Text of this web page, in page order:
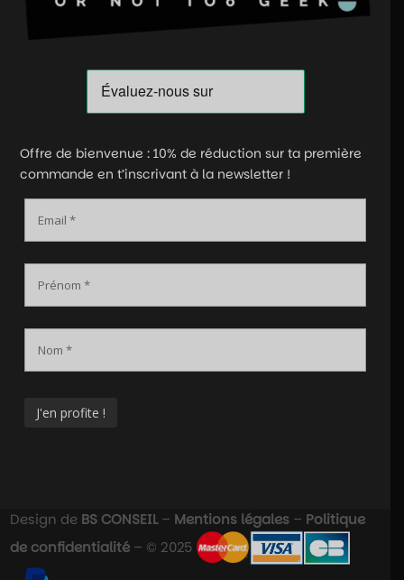
Offre de bienvenue : 10% de réduction sur ta première
commande en t’inscrivant à la newsletter !
Design de BS CONSEIL– Mentions légales– Politique
de confidentialité– © 2025